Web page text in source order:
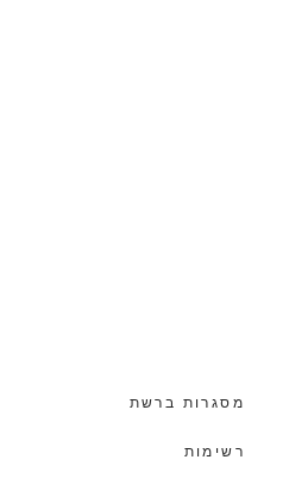
מסגרות ברשת
רשימות